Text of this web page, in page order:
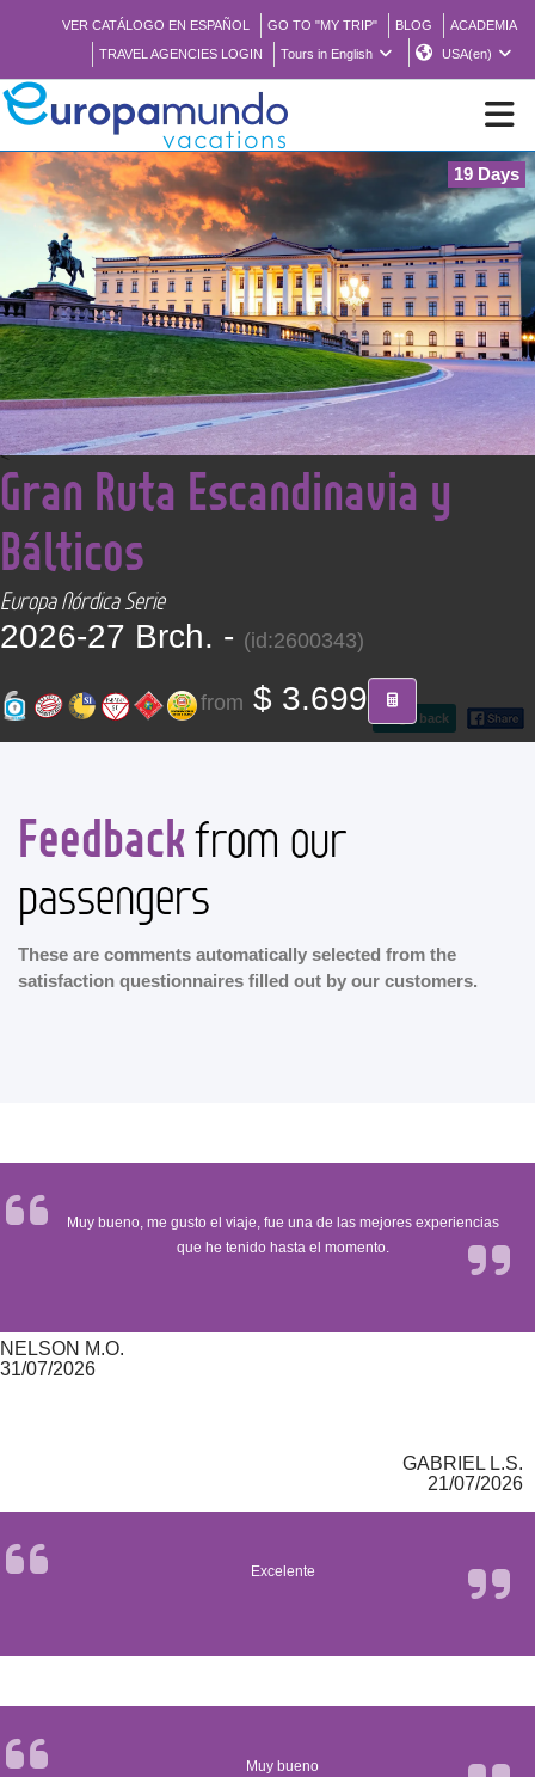
VER CATÁLOGO EN ESPAÑOL GO TO "MY TRIP" BLOG
ACADEMIA
TRAVEL AGENCIES LOGIN
Tours in English USA(en)
NEW
BROCHURE PDF
WHERE TO BUY
FEATURED
ABOUT US
19 Days
go back
<
Gran Ruta Escandinavia y
Bálticos
Europa Nórdica Serie
2026-27 Brch. - (id:2600343)
from $ 3.699
Feedbackfrom our
passengers
These are comments automatically selected from the
satisfaction questionnaires filled out by our customers.
Muy bueno, me gusto el viaje, fue una de las mejores experiencias
que he tenido hasta el momento.
NELSON M.O.
31/07/2026
GABRIEL L.S.
21/07/2026
Excelente
Muy bueno